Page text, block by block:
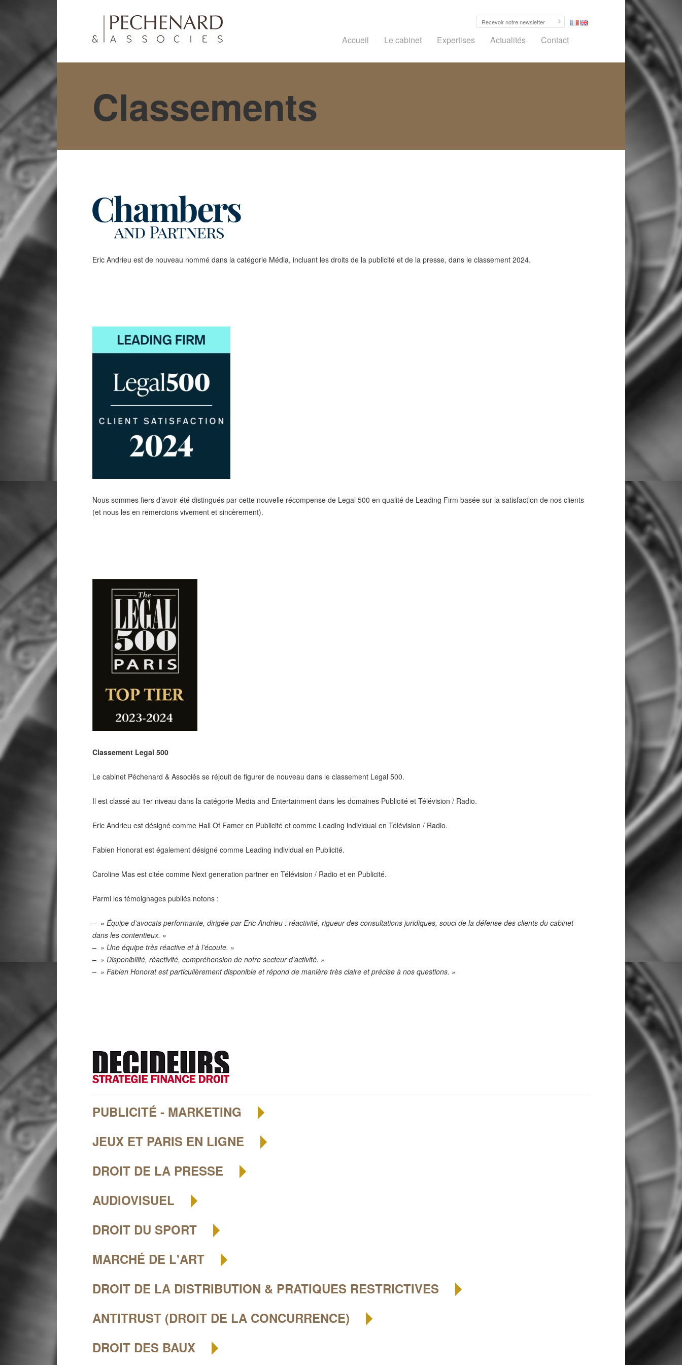
Accueil Le cabinet Expertises Actualités Contact
Classements
Eric Andrieu est de nouveau nommé dans la catégorie Média, incluant les droits de la publicité et de la presse, dans le classement 2024.
Nous sommes fiers d’avoir été distingués par cette nouvelle récompense de Legal 500 en qualité de Leading Firm basée sur la satisfaction de nos clients
(et nous les en remercions vivement et sincèrement).
Classement Legal 500
Le cabinet Péchenard & Associés se réjouit de figurer de nouveau dans le classement Legal 500.
Il est classé au 1er niveau dans la catégorie Media and Entertainment dans les domaines Publicité et Télévision / Radio.
Eric Andrieu est désigné comme Hall Of Famer en Publicité et comme Leading individual en Télévision / Radio.
Fabien Honorat est également désigné comme Leading individual en Publicité.
Caroline Mas est citée comme Next generation partner en Télévision / Radio et en Publicité.
Parmi les témoignages publiés notons :
– » Équipe d’avocats performante, dirigée par Eric Andrieu : réactivité, rigueur des consultations juridiques, souci de la défense des clients du cabinet
dans les contentieux. »
– » Une équipe très réactive et à l’écoute. »
– » Disponibilité, réactivité, compréhension de notre secteur d’activité. »
– » Fabien Honorat est particulièrement disponible et répond de manière très claire et précise à nos questions. »
PUBLICITÉ - MARKETING
JEUX ET PARIS EN LIGNE
DROIT DE LA PRESSE
AUDIOVISUEL
DROIT DU SPORT
MARCHÉ DE L'ART
DROIT DE LA DISTRIBUTION & PRATIQUES RESTRICTIVES
ANTITRUST (DROIT DE LA CONCURRENCE)
DROIT DES BAUX